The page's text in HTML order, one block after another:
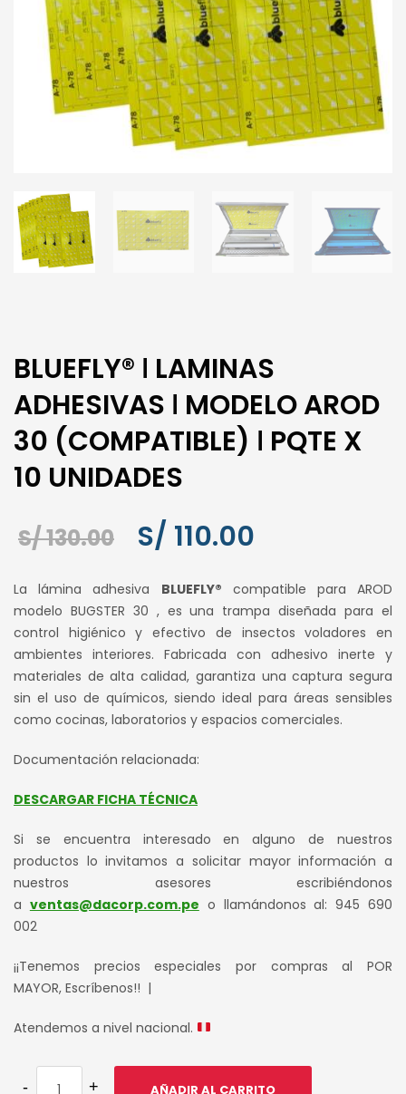
BLUEFLY® ǀ LAMINAS
ADHESIVAS ǀ MODELO AROD
30 (COMPATIBLE) ǀ PQTE X
10 UNIDADES
S/130.00
El
original
era:
S/ 130.00.
S/ 110.00
actual
es:
S/ 110.00.
La lámina adhesiva BLUEFLY® compatible para AROD
modelo BUGSTER 30 , es una trampa diseñada para el
control higiénico y efectivo de insectos voladores en
ambientes interiores. Fabricada con adhesivo inerte y
materiales de alta calidad, garantiza una captura segura
sin el uso de químicos, siendo ideal para áreas sensibles
como cocinas, laboratorios y espacios comerciales.
Documentación relacionada:
DESCARGAR FICHA TÉCNICA
Si se encuentra interesado en alguno de nuestros
productos lo invitamos a solicitar mayor información a
nuestros asesores escribiéndonos
a ventas@dacorp.com.pe o llamándonos al: 945 690
002
¡¡Tenemos precios especiales por compras al POR
MAYOR, Escríbenos!! |
Atendemos a nivel nacional.
AÑADIR AL CARRITO